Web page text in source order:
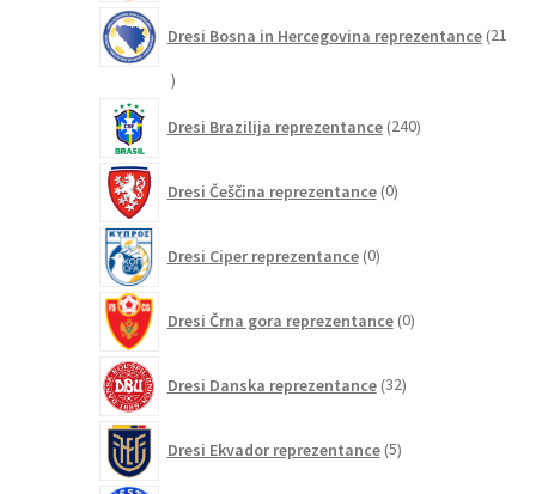
Dresi Bosna in Hercegovina reprezentance 21
21
Dresi Brazilija reprezentance 240izdelkov
Dresi Češčina reprezentance 0izdelkov
Dresi Ciper reprezentance 0izdelkov
Dresi Črna gora reprezentance 0izdelkov
Dresi Danska reprezentance 32izdelkov
Dresi Ekvador reprezentance 5izdelkov